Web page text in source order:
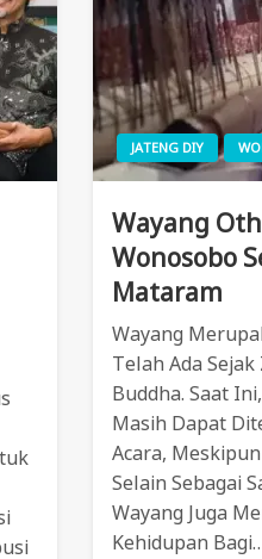
JATENG DIY
Wayang
Wonosobo
Mataram
Wayang
Telah Ada
Buddha. Saat
Masih Dapat
Acara,
Selain Sebagai
Wayang Juga
Kehidupan